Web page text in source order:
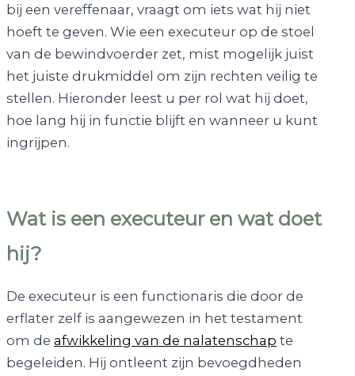
bij een vereffenaar, vraagt om iets wat hij niet
hoeft te geven. Wie een executeur op de stoel
van de bewindvoerder zet, mist mogelijk juist
het juiste drukmiddel om zijn rechten veilig te
stellen. Hieronder leest u per rol wat hij doet,
hoe lang hij in functie blijft en wanneer u kunt
ingrijpen.
Wat is een executeur en wat doet
hij?
De executeur is een functionaris die door de
erflater zelf is aangewezen in het testament
om de afwikkeling van de nalatenschap te
begeleiden. Hij ontleent zijn bevoegdheden